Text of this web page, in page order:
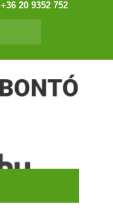
+36 20 9352 752